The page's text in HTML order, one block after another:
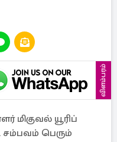
விளம்பரம்
மிகுவல் யூரிப்
சம்பவம் பெரும்